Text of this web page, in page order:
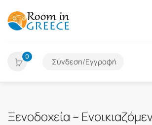
0
Σύνδεση/Εγγραφή
Ξενοδοχεία –